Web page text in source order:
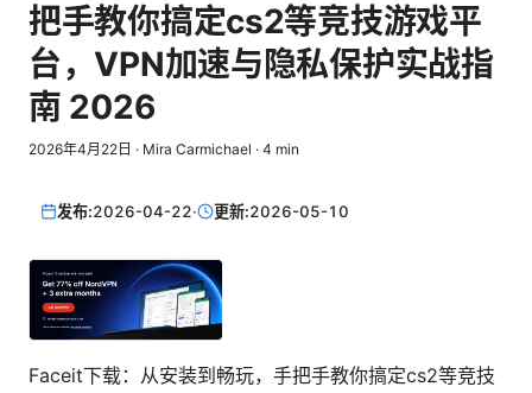
把手教你搞定cs2等竞技游戏平
台，VPN加速与隐私保护实战指
南 2026
2026年4月22日 · Mira Carmichael · 4 min
发布:2026-04-22· 更新:2026-05-10
Faceit下载：从安装到畅玩，手把手教你搞定cs2等竞技